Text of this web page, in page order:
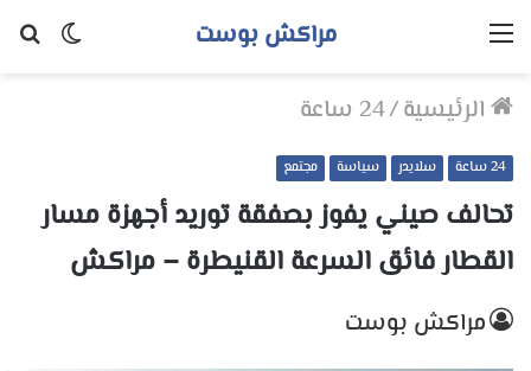
الوضع
مراكش بوست القائمة
الرئيسية/24 ساعة
24 ساعة سلايدر سياسة مجتمع
تحالف صيني يفوز بصفقة توريد أجهزة مسار
القطار فائق السرعة القنيطرة – مراكش
مراكش بوست